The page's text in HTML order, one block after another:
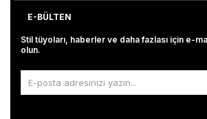
E-BÜLTEN
Stil tüyoları, haberler ve daha fazlası için e-
olun.